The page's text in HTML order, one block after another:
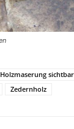
Holzmaserung
Zedernholz